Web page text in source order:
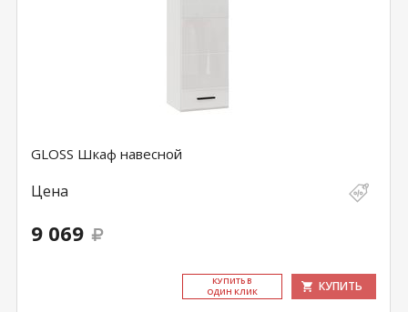
GLOSS Шкаф навесной
Цена
9 069
КУ­ПИТЬ В
ОДИН КЛИК
КУПИТЬ